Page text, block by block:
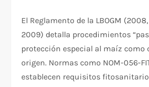
El Reglamento de la LBOGM
2009) detalla procedimientos
protección especial al maíz como
origen. Normas como NOM-056-
establecen requisitos